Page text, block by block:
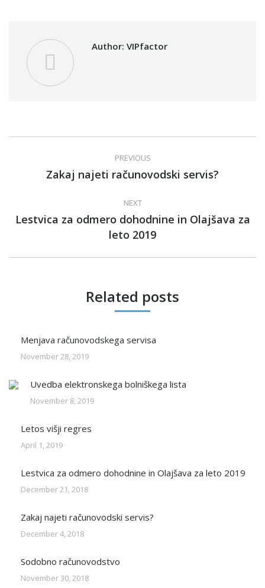
Author: VIPfactor
navigation
PREVIOUS
Previous
Zakaj najeti računovodski servis?
NEXT
Next
post:
Lestvica za odmero dohodnine in Olajšava za
leto 2019
Related posts
Menjava računovodskega servisa
November 28, 2019
Uvedba elektronskega bolniškega lista
November 8, 2019
Letos višji regres
April 1, 2019
Lestvica za odmero dohodnine in Olajšava za leto 2019
December 21, 2018
Zakaj najeti računovodski servis?
December 4, 2018
Sodobno računovodstvo
November 30, 2018